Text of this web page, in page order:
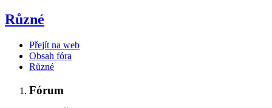
Různé
Přejít na web
Obsah fóra
Různé
Fórum